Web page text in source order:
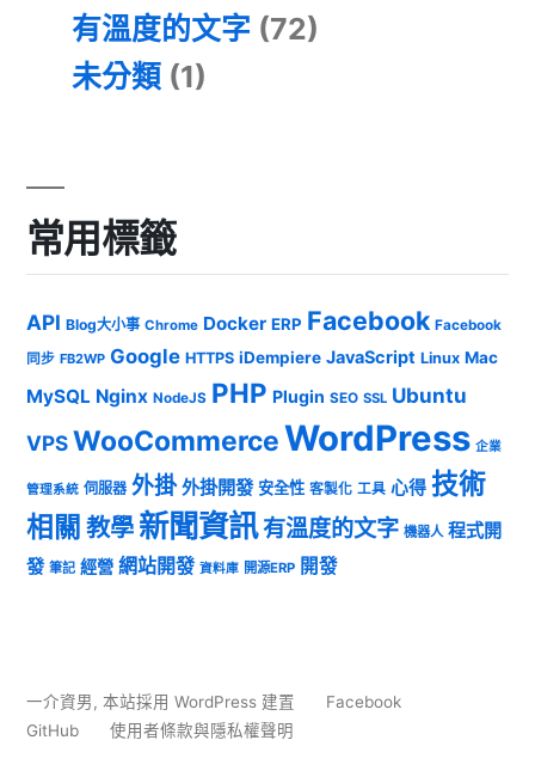
有溫度的文字 (72)
未分類 (1)
常用標籤
API Blog大小事 Chrome Docker ERP Facebook Facebook
同步 FB2WP Google HTTPS iDempiere JavaScript Linux Mac
MySQL Nginx NodeJS PHP Plugin SEO SSL Ubuntu
VPSWooCommerceWordPress 企業
管理系統 伺服器 外掛 外掛開發 安全性 客製化 工具 心得 技術
相關 教學 新聞資訊有溫度的文字 機器人 程式開
發 筆記 經營 網站開發 資料庫 開源ERP 開發
一介資男, 本站採用 WordPress 建置
Facebook
GitHub
使用者條款與隱私權聲明